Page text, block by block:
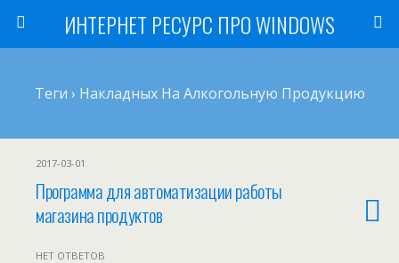
ИНТЕРНЕТ РЕСУРС ПРО WINDOWS
Теги › Накладных На Алкогольную Продукцию
2017-03-01
Программа для автоматизации работы
магазина продуктов
НЕТ ОТВЕТОВ